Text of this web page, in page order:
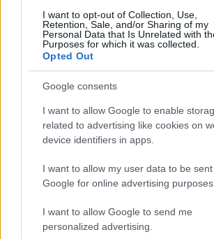
I want to opt-out of Collection, Use,
Retention, Sale, and/or Sharing of my
Personal Data that Is Unrelated with
Purposes for which it was collected.
Opted Out
Google consents
I want to allow Google to enable
related to advertising like cookies on
device identifiers in apps.
I want to allow my user data to be
Google for online advertising purposes.
I want to allow Google to send me
personalized advertising.
Crolla
controsoffitto
della Metro A, una
donna rimasta
ferita
Giulia
la frase
Venier
scatena
Fontana di Trevi
ARTICOLI CORRELATI